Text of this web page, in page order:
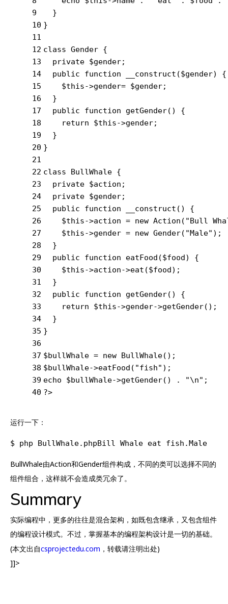
9
10
11
12
13
14
15
16
17
18
19
20
21
22
23
24
25
26
27
28
29
30
31
32
33
34
35
36
37
38
39
40
  }
}
class Gender {
private $gender;
public
function __construct ($gender)
{
    $this->gender= $gender;
  }
public
function getGender()
{
return $this->gender;
  }
}
class BullWhale {
private $action;
private $gender;
public
function __construct ()
{
    $this->action =
new Action( "Bull
    $this->gender =
new Gender( "Male" );
  }
public
function eatFood ($food)
{
    $this->action->eat($food);
  }
public
function getGender()
{
return $this->gender->getGender();
  }
}
$bullWhale = new BullWhale();
$bullWhale->eatFood( "fish" );
echo $bullWhale->getGender() . "\n" ;
?>
运行一下：
$ php BullWhale.phpBill Whale eat fish.Male
BullWhale由Action和Gender组件构成，不同的类可以选择不同的
组件组合，这样就不会造成类冗余了。
Summary
实际编程中，更多的往往是混合架构，如既包含继承，又包含组件
的编程设计模式。不过，掌握基本的编程架构设计是一切的基础。
(本文出自csprojectedu.com ，转载请注明出处)
]]>